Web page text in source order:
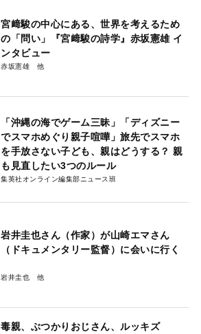
宮﨑駿の中心にある、世界を考えるため
の「問い」『宮﨑駿の詩学』赤坂憲雄 イ
ンタビュー
赤坂憲雄
「沖縄の海でゲーム三昧」「ディズニー
でスマホめぐり親子喧嘩」旅先でスマホ
を手放さない子ども、親はどうする？ 親
も見直したい3つのルール
集英社オンライン編集部ニュース班
岩井圭也さん（作家）が山崎エマさん
（ドキュメンタリー監督）に会いに行く
岩井圭也
毒親、ぶつかりおじさん、ルッキズ